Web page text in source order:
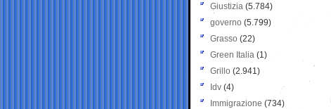
Giustizia (5.784)
governo (5.799)
Grasso (22)
Green Italia (1)
Grillo (2.941)
Idv (4)
Immigrazione (734)